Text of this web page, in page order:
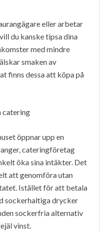
eller arbetar
du kanske tipsa dina
med mindre
smaken av
finns dessa att köpa på
catering
öppnar upp en
cateringföretag
öka sina intäkter. Det
att genomföra utan
Istället för att betala
sockerhaltiga drycker
sockerfria alternativ
vinst.